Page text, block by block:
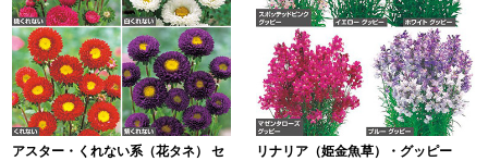
アスター・くれない系（花タネ） セ
リナリア（姫金魚草）・グッピー